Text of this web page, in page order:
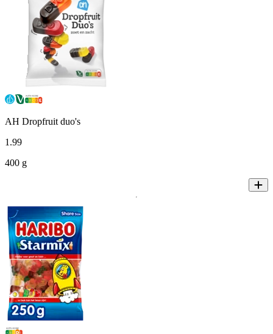
AH Dropfruit duo's
1.99
400 g